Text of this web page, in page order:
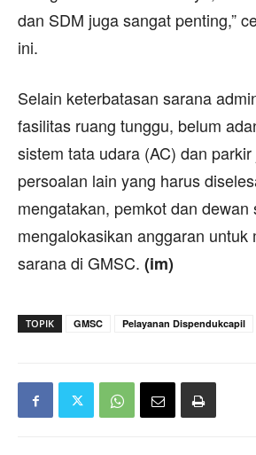
dan SDM juga sangat penting,”
ini.
Selain keterbatasan sarana
fasilitas ruang tunggu, belum
sistem tata udara (AC) dan
persoalan lain yang harus
mengatakan, pemkot dan dewan
mengalokasikan anggaran untuk
sarana di GMSC. (im)
TOPIK GMSC Pelayanan Dispendukcapil